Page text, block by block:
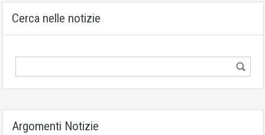
Cerca nelle notizie
Argomenti Notizie